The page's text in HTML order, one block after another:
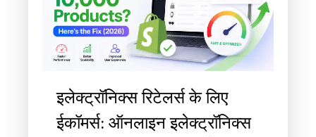
इलेक्ट्रॉनिक्स रिटेलर्स के लिए
ईकॉमर्स: ऑनलाइन इलेक्ट्रॉनिक्स